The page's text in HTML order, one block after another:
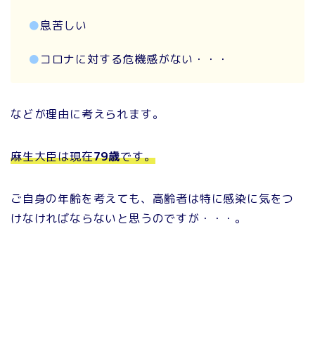
●息苦しい
●コロナに対する危機感がない・・・
などが理由に考えられます。
麻生大臣は現在79歳です。
ご自身の年齢を考えても、高齢者は特に感染に気をつ
けなければならないと思うのですが・・・。